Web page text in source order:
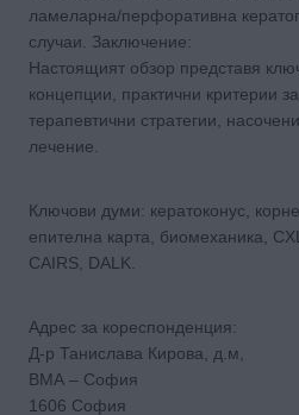
ламеларна/перфоративна
случаи. Заключение:
Настоящият обзор представя
концепции, практични критерии
терапевтични стратегии,
лечение.
Ключови думи: кератоконус,
епителна карта, биомеханика,
CAIRS, DALK.
Адрес за кореспонденция:
Д-р Танислава Кирова, д.м,
ВМА – София
1606 София